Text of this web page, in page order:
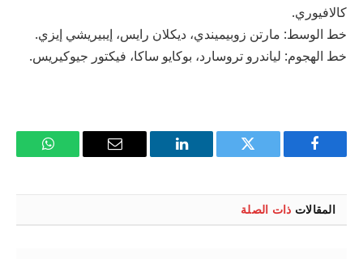
كالافيوري.
خط الوسط: مارتن زوبيميندي، ديكلان رايس، إيبيريشي إيزي.
خط الهجوم: لياندرو تروسارد، بوكايو ساكا، فيكتور جيوكيريس.
فيسبوك تويتر لينكدإن
البريد
واتساب
المقالات ذات الصلة